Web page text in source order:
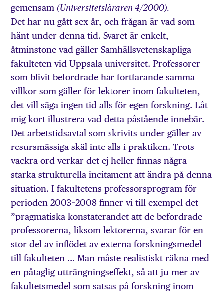
gemensam(Universitetsläraren 4/2000).
Det har nu gått sex år, och frågan är vad som
hänt under denna tid. Svaret är enkelt,
åtminstone vad gäller Samhällsvetenskapliga
fakulteten vid Uppsala universitet. Professorer
som blivit befordrade har fortfarande samma
villkor som gäller för lektorer inom fakulteten,
det vill säga ingen tid alls för egen forskning. Låt
mig kort illustrera vad detta påstående innebär.
Det arbetstidsavtal som skrivits under gäller av
resursmässiga skäl inte alls i praktiken. Trots
vackra ord verkar det ej heller finnas några
starka strukturella incitament att ändra på denna
situation. I fakultetens professorsprogram för
perioden 2003–2008 finner vi till exempel det
”pragmatiska konstaterandet att de befordrade
professorerna, liksom lektorerna, svarar för en
stor del av inflödet av externa forskningsmedel
till fakulteten … Man måste realistiskt räkna med
en påtaglig utträngningseffekt, så att ju mer av
fakultetsmedel som satsas på forskning inom